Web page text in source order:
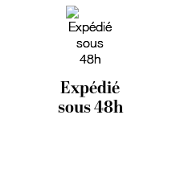
Expédié
sous 48h